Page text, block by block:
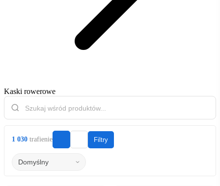
Kaski rowerowe
1 030 trafienie Filtry